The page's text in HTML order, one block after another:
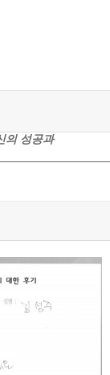
의 성공과